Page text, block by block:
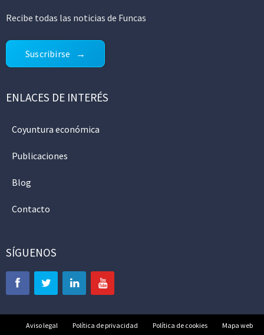
Recibe todas las noticias de Funcas
Suscribirse
ENLACES DE INTERÉS
Coyuntura económica
Publicaciones
Blog
Contacto
SÍGUENOS
Aviso legal Política de privacidad Política de cookies Mapa web